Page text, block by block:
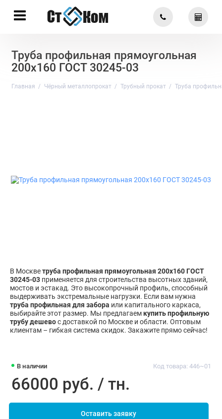
Труба профильная прямоугольная
200х160 ГОСТ 30245-03
Главная Чёрный металлопрокат Трубный прокат Труба
В наличии Код товара: 446~01
66000 руб. / тн.
Оставить заявку
В Москветруба профильная прямоугольная 200х160 ГОСТ
30245-03 применяется для строительства высотных зданий,
мостов и эстакад. Это высокопрочный профиль, способный
выдерживать экстремальные нагрузки. Если вам нужна
труба профильная для забора или капитального каркаса,
выбирайте этот размер. Мы предлагаем купить профильную
трубу дешевос доставкой по Москве и области. Оптовым
клиентам – гибкая система скидок. Закажите прямо сейчас!